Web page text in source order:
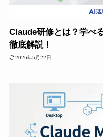
Claude研修とは？学べ
徹底解説！
2026年5月22日